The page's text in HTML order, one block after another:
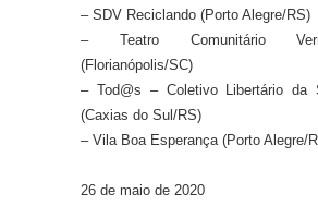
– SDV Reciclando (Porto Alegre/RS)
– Teatro Comunitário
(Florianópolis/SC)
– Tod@s – Coletivo Libertário da
(Caxias do Sul/RS)
– Vila Boa Esperança (Porto Alegre/
26 de maio de 2020